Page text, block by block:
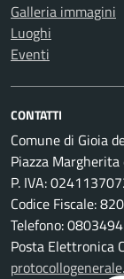
Galleria immagini
Luoghi
Eventi
CONTATTI
Comune di Gioia
Piazza
P. IVA:
Codice Fiscale:
Telefono:
Posta Elettronica